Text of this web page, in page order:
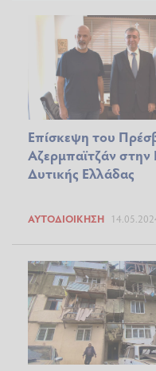
Επίσκεψη του
Αζερμπαϊτζάν στην
Δυτικής Ελλάδας
ΑΥΤΟΔΙΟΊΚΗΣΗ